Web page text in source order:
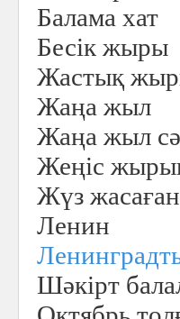
Балама хат
Бесік жыры
Жастық
Жаңа жыл
Жаңа жыл
Жеңіс
Жүз
Ленин
Шәкірт